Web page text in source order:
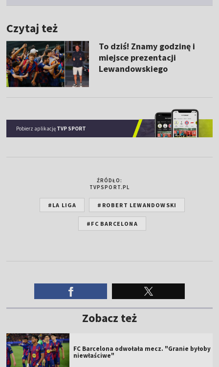
Czytaj też
To dziś! Znamy godzinę i
miejsce prezentacji
Lewandowskiego
Pobierz aplikację TVP SPORT
ŹRÓDŁO:
TVPSPORT.PL
#LA LIGA #ROBERT LEWANDOWSKI
#FC BARCELONA
Zobacz też
FC Barcelona odwołała mecz. "Granie byłoby
niewłaściwe"